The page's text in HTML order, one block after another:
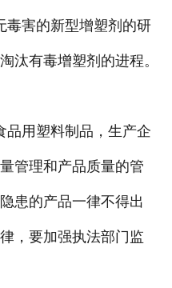
害的新型增塑剂的研
汰有毒增塑剂的进程。
用塑料制品，生产企
管理和产品质量的管
患的产品一律不得出
，要加强执法部门监